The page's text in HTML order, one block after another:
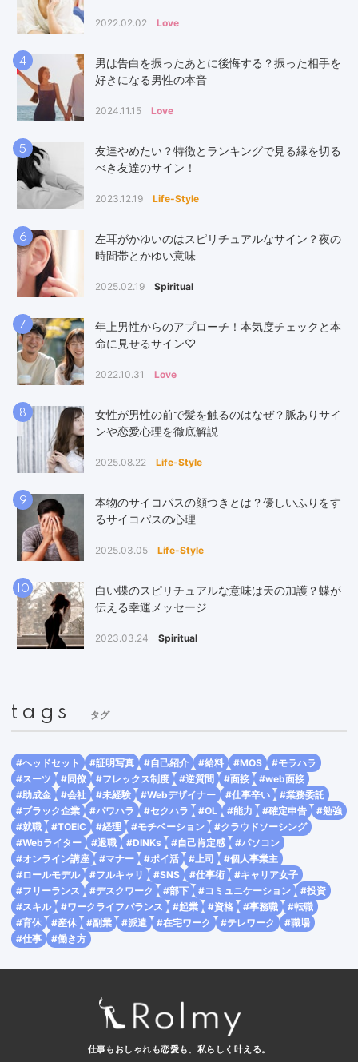
2022.02.02 Love
4
男は告白を振ったあとに後悔する？振った相手を
好きになる男性の本音
2024.11.15 Love
5
友達やめたい？特徴とランキングで見る縁を切る
べき友達のサイン！
2023.12.19 Life-Style
6
左耳がかゆいのはスピリチュアルなサイン？夜の
時間帯とかゆい意味
2025.02.19 Spiritual
7
年上男性からのアプローチ！本気度チェックと本
命に見せるサイン♡
2022.10.31 Love
8
女性が男性の前で髪を触るのはなぜ？脈ありサイ
ンや恋愛心理を徹底解説
2025.08.22 Life-Style
9
本物のサイコパスの顔つきとは？優しいふりをす
るサイコパスの心理
2025.03.05 Life-Style
10
白い蝶のスピリチュアルな意味は天の加護？蝶が
伝える幸運メッセージ
2023.03.24 Spiritual
tags タグ
#ヘッドセット #証明写真 #自己紹介 #給料 #MOS
#モラハラ
#スーツ
#同僚 #フレックス制度 #逆質問 #面接
#web面接
#助成金
#会社 #未経験 #Webデザイナー #仕事辛い
#業務委託
#ブラック企業
#パワハラ #セクハラ #OL #能力 #確定申告
#勉強
#就職
#TOEIC #経理 #モチベーション
#クラウドソーシング
#Webライター
#退職 #DINKs #自己肯定感
#パソコン
#オンライン講座
#マナー #ポイ活 #上司
#個人事業主
#ロールモデル
#フルキャリ #SNS #仕事術
#キャリア女子
#フリーランス
#デスクワーク #部下 #コミュニケーション
#投資
#スキル
#ワークライフバランス #起業 #資格 #事務職
#転職
#育休
#産休 #副業 #派遣 #在宅ワーク #テレワーク
#職場
#仕事
#働き方
仕事もおしゃれも恋愛も、 私らしく叶える。